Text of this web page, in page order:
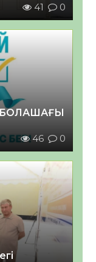
41 0
БОЛАШАҒЫ
46 0